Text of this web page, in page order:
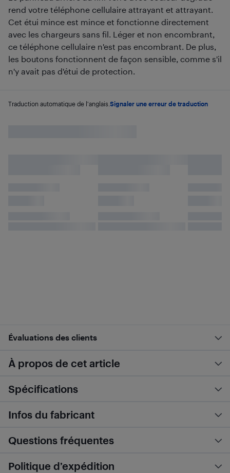
rend votre téléphone cellulaire attrayant et attrayant.
Cet étui mince est mince et fonctionne directement
avec les chargeurs sans fil. Léger et non encombrant,
ce téléphone cellulaire n'est pas encombrant. De plus,
les boutons fonctionnent de façon sensible, comme s'il
n'y avait pas d'étui de protection.
Traduction automatique de l'anglais. Signaler une erreur de traduction
Évaluations des clients
À propos de cet article
Spécifications
Infos du fabricant
Questions fréquentes
Politique d’expédition